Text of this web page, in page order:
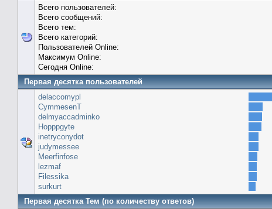
Всего пользователей:
Всего сообщений:
Всего тем:
Всего категорий:
Пользователей Online:
Максимум Online:
Сегодня Online:
Первая десятка пользователей
delaccomypl
CymmesenT
delmyaccadminko
Hopppgyte
inetryconydot
judymessee
Meerfinfose
lezmaf
Filessika
surkurt
Первая десятка Тем (по количеству ответов)